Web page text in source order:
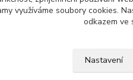
využíváme soubory cookies.
odkazem ve
Nastavení